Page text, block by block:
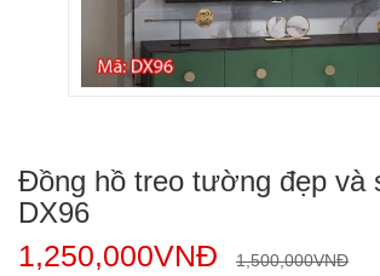
Đồng hồ treo tường đẹp và
DX96
1,500,000VNĐ
1,250,000VNĐ